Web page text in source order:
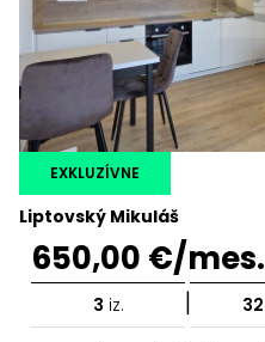
Liptovský Mikuláš
EXKLUZÍVNE
650,00 €/mes.
3 iz. | 32